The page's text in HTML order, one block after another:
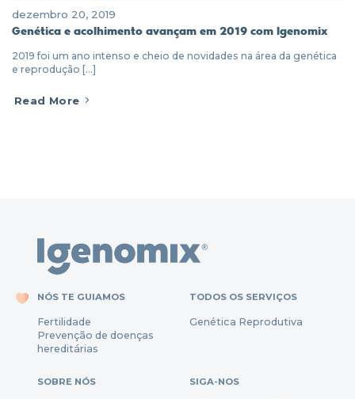
dezembro 20, 2019
Genética e acolhimento avançam em 2019 com Igenomix
2019 foi um ano intenso e cheio de novidades na área da genética
e reprodução [...]
Read More
NÓS TE GUIAMOS
Fertilidade
Prevenção dedoenças
hereditárias
TODOS OS SERVIÇOS
Genética Reprodutiva
SOBRE NÓS SIGA-NOS